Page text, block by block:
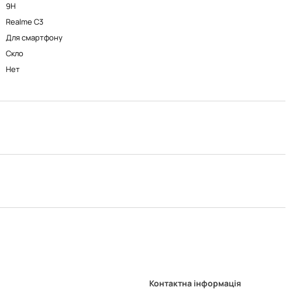
9H
Realme C3
Для смартфону
Скло
Нет
Контактна інформація